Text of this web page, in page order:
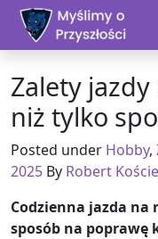
Skip to content
Zalety
niż tylko
Posted under Hobby,
2025 By Robert
Codzienna jazda na
sposób na poprawę